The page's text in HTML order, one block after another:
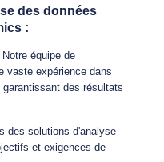
des données
:
équipe de
vaste expérience dans
garantissant des résultats
des solutions d'analyse
et exigences de